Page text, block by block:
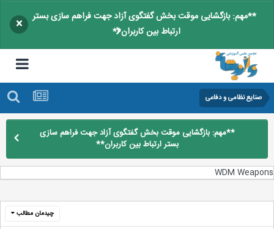
**مهم: بازگشایی موقت بخش گفتگوی آزاد جهت فراهم سازی بستر
ارتباط بین کاربران**
×
صنایع نظامی و دفاعی
**مهم: بازگشایی موقت بخش گفتگوی آزاد جهت فراهم سازی
بستر ارتباط بین کاربران**
WDM
چیدمان مطالب